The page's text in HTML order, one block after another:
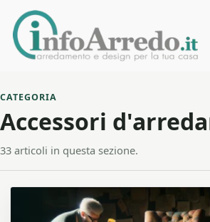
CATEGORIA
Accessori
33 articoli in questa sezione.